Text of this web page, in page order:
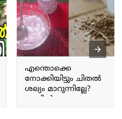
എന്തൊക്കെ
നോക്കിയിട്ടും ചിതൽ
ശല്യം മാറുന്നില്ലേ?
എങ്കിൽ ഇങ്ങനെ
ചെയ്തു നോക്കൂ;